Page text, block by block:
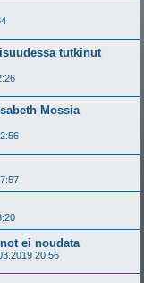
tutkinut
Mossia
ei noudata
20:56